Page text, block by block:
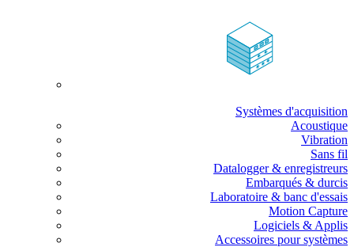
Systèmes d'acquisition
Acoustique
Vibration
Sans fil
Datalogger & enregistreurs
Embarqués & durcis
Laboratoire & banc d'essais
Motion Capture
Logiciels & Applis
Accessoires pour systèmes